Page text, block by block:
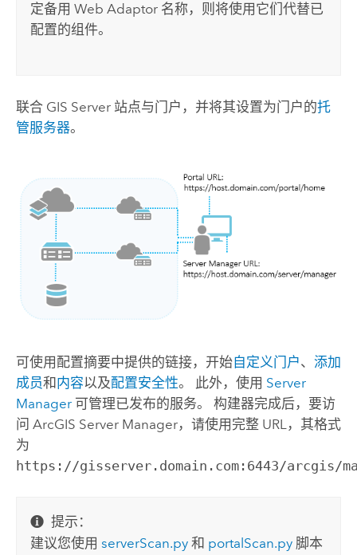
定备用 Web Adaptor 名称，则将使用它们代替已
配置的组件。
联合 GIS Server 站点与门户，并将其设置为门户的托
管服务器。
可使用配置摘要中提供的链接，开始自定义门户、 添加
成员和内容以及配置安全性。 此外，使用 Server
Manager可管理已发布的服务。 构建器完成后，要访
问 ArcGIS ServerManager，请使用完整 URL，其格式
为
https://gisserver.domain.com:6443/arcgis/
提示：
建议您使用serverScan.py 和 portalScan.py 脚本